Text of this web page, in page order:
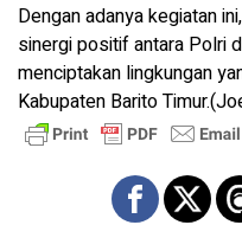
Dengan adanya kegiatan
sinergi positif antara Polri
menciptakan lingkungan
Kabupaten Barito